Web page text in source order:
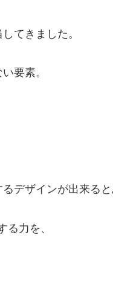
てきました。
要素。
デザインが出来ると
力を、